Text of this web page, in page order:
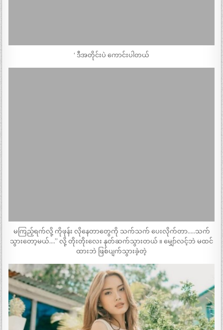
‘ ဒီအတိုင်းပဲ ကောင်းပါတယ်
မကြည့်ရက်လို့ ကိုဖုန်း လိုနေတာတွေကို သက်သက် ပေးလိုက်တာ…..သက်
သွားတော့မယ်….” လို့ တိုးတိုးလေး နုတ်ဆက်သွားတယ် ။ မျှော်လင့်ဘဲ မထင်
ထားဘဲ ဖြစ်ပျက်သွားခဲ့တဲ့